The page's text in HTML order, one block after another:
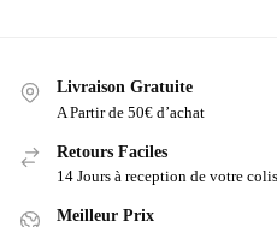
Livraison Gratuite
A Partir de 50€ d’achat
Retours Faciles
14 Jours à reception de votre
Meilleur Prix